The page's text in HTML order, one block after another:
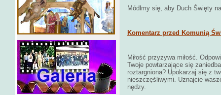
Módlmy się, aby Duch Święty
Komentarz przed Komunią
Miłość przyzywa miłość.
Twoje powtarzające się
roztargniona? Upokarzaj się z
nieszczęśliwymi. Uznajcie
nędzy.